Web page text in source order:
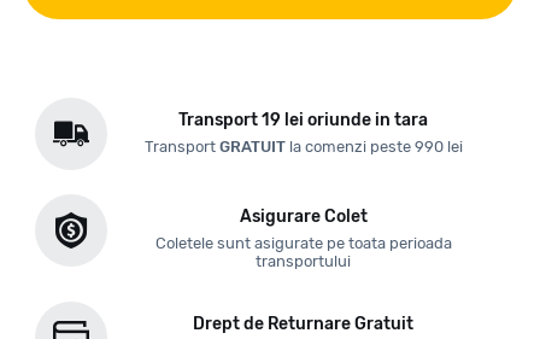
Transport 19 lei oriunde in tara
Transport GRATUITla comenzi peste 990 lei
Asigurare Colet
Coletele sunt asigurate pe toata perioada
transportului
Drept de Returnare Gratuit